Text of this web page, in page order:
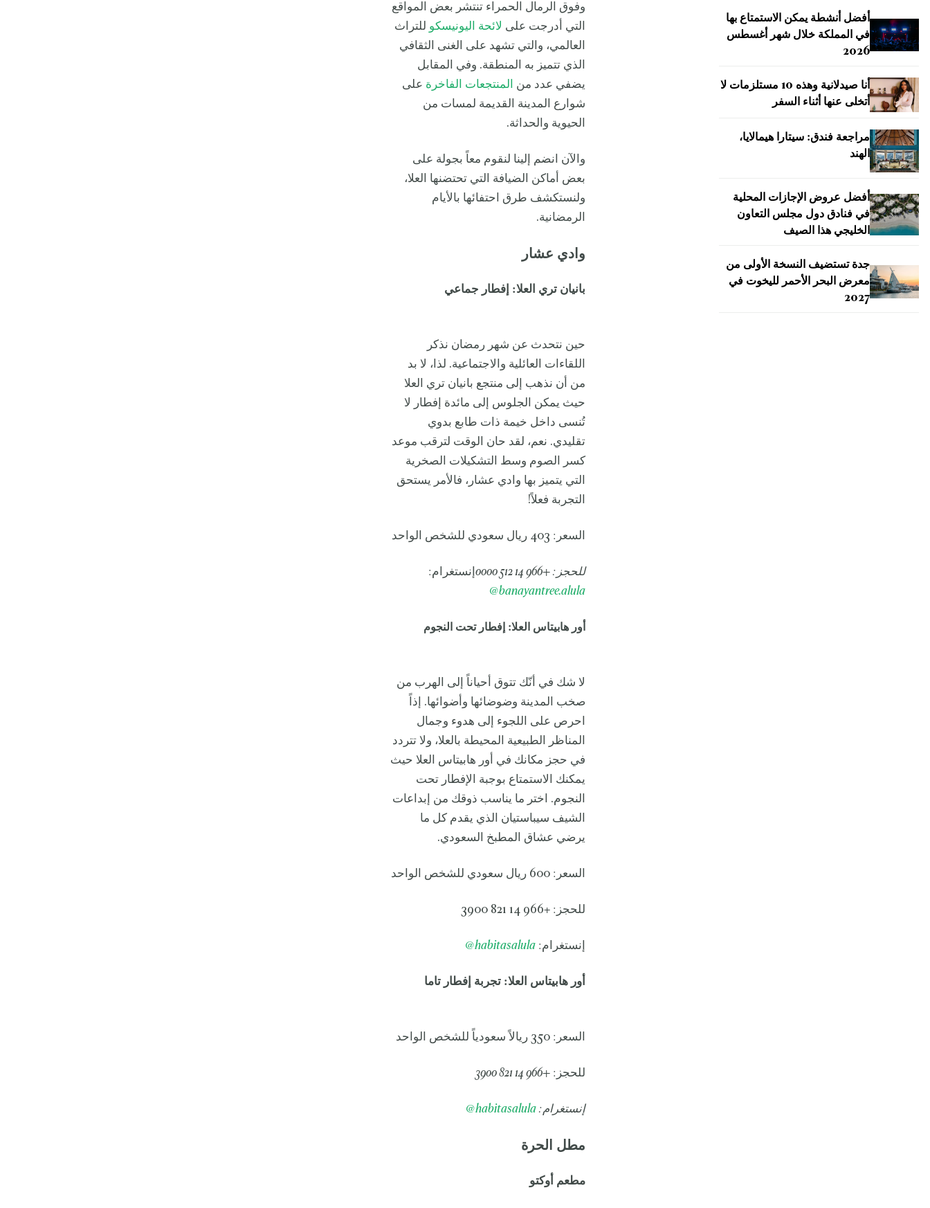
أفضل أنشطة يمكن الاستمتاع بها
في المملكة خلال شهر أغسطس
2026
أنا صيدلانية وهذه 10 مستلزمات لا
أتخلى عنها أثناء السفر
مراجعة فندق: سيتارا هيمالايا،
الهند
أفضل عروض الإجازات المحلية
في فنادق دول مجلس التعاون
الخليجي هذا الصيف
جدة تستضيف النسخة الأولى من
معرض البحر الأحمر لليخوت في
2027
وفوق الرمال الحمراء تنتشر بعض المواقع
التي أدرجت على لائحة اليونيسكو للتراث
العالمي، والتي تشهد على الغنى الثقافي
الذي تتميز به المنطقة. وفي المقابل
يضفي عدد من
المنتجعات الفاخرة على
شوارع المدينة القديمة لمسات من
الحيوية والحداثة.
والآن انضم إلينا لنقوم معاً بجولة على
بعض أماكن الضيافة التي تحتضنها العلا،
ولنستكشف طرق احتفائها بالأيام
الرمضانية.
وادي عشار
بانيان تري العلا: إفطار جماعي
حين نتحدث عن شهر رمضان نذكر
اللقاءات العائلية والاجتماعية. لذا، لا بد
من أن نذهب إلى منتجع بانيان تري العلا
حيث يمكن الجلوس إلى مائدة إفطار لا
تُنسى داخل خيمة ذات طابع بدوي
تقليدي. نعم، لقد حان الوقت لترقب موعد
كسر الصوم وسط التشكيلات الصخرية
التي يتميز بها وادي عشار، فالأمر يستحق
التجربة فعلاً!
السعر: 403 ريال سعودي للشخص الواحد
للحجز: +966 14 512 0000
إنستغرام:
banayantree.alula
@
أور هابيتاس العلا: إفطار تحت النجوم
لا شك في أنّك تتوق أحياناً إلى الهرب من
صخب المدينة وضوضائها وأضوائها. إذاً
احرص على اللجوء إلى هدوء وجمال
المناظر الطبيعية المحيطة بالعلا، ولا تتردد
في حجز مكانك في أور هابيتاس العلا حيث
يمكنك الاستمتاع بوجبة الإفطار تحت
النجوم. اختر ما يناسب ذوقك من إبداعات
الشيف سيباستيان الذي يقدم كل ما
يرضي عشاق المطبخ السعودي.
السعر: 600 ريال سعودي للشخص الواحد
للحجز: +966 14 821 3900
إنستغرام:habitasalula
@
أور هابيتاس العلا: تجربة إفطار تاما
السعر: 350 ريالاً سعودياً للشخص الواحد
للحجز:+966 14 821 3900
إنستغرام: habitasalula
@
مطل الحرة
مطعم أوكتو